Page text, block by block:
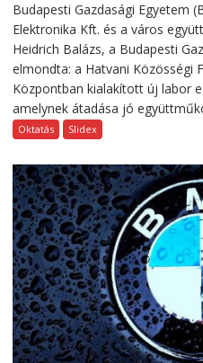
Budapesti Gazdasági Egyetem
Elektronika Kft. és a város
Heidrich Balázs, a Budapesti
elmondta: a Hatvani Közösségi
Központban kialakított új labor
amelynek átadása jó
Oktatás Slidex